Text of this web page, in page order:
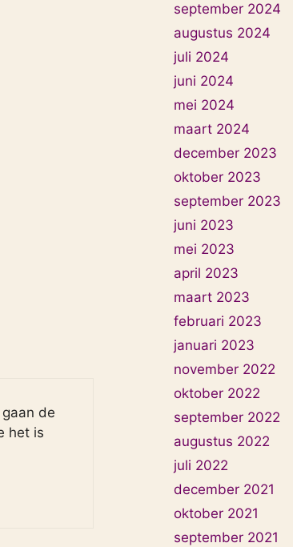
de
het is
september 2024
augustus 2024
juli 2024
juni 2024
mei 2024
maart 2024
december 2023
oktober 2023
september 2023
juni 2023
mei 2023
april 2023
maart 2023
februari 2023
januari 2023
november 2022
oktober 2022
september 2022
augustus 2022
juli 2022
december 2021
oktober 2021
september 2021